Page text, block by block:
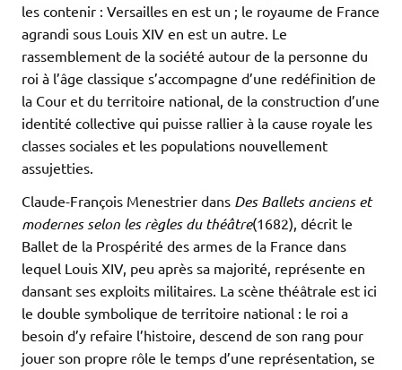
les contenir : Versailles en est un ; le royaume de France
agrandi sous Louis XIV en est un autre. Le
rassemblement de la société autour de la personne du
roi à l’âge classique s’accompagne d’une redéfinition de
la Cour et du territoire national, de la construction d’une
identité collective qui puisse rallier à la cause royale les
classes sociales et les populations nouvellement
assujetties.
Claude-François Menestrier dans Des Ballets anciens et
modernes selon les règles du théâtre(1682), décrit le
Ballet de la Prospérité des armes de la France dans
lequel Louis XIV, peu après sa majorité, représente en
dansant ses exploits militaires. La scène théâtrale est ici
le double symbolique de territoire national : le roi a
besoin d’y refaire l’histoire, descend de son rang pour
jouer son propre rôle le temps d’une représentation, se